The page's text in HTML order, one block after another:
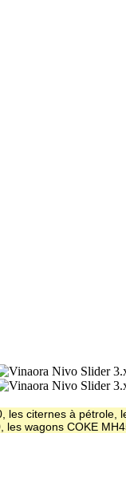
citernes à pétrole,
les wagons COKE